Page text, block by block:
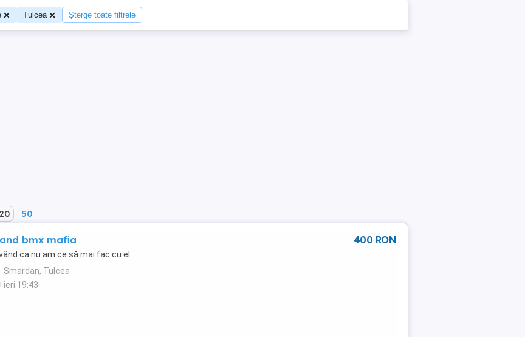
Tulcea Șterge toate filtrele
20 50
bmx mafia
ca nu am ce să mai fac cu el
Smardan, Tulcea
ieri 19:43
400 RON